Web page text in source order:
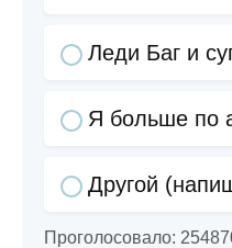
Леди Баг и
Я больше по
Другой
Проголосовало: